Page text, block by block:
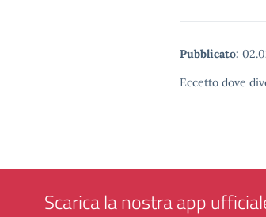
Pubblicato:
Eccetto dove
Scarica la nostra app